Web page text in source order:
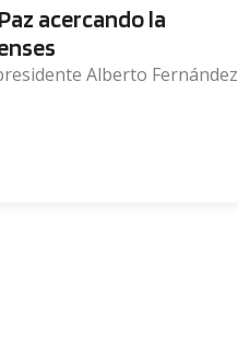
acercando la
Alberto Fernández